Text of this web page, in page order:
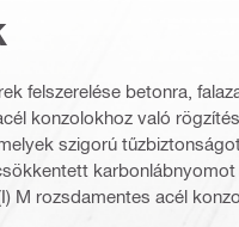
felszerelése betonra,
konzolokhoz való
szigorú
karbonlábnyomot
M rozsdamentes acél